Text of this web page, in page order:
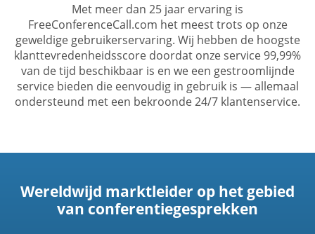
Met meer dan 25 jaar ervaring is
FreeConferenceCall.com het meest trots op onze
geweldige gebruikerservaring. Wij hebben de hoogste
klanttevredenheidsscore doordat onze service 99,99%
van de tijd beschikbaar is en we een gestroomlijnde
service bieden die eenvoudig in gebruik is — allemaal
ondersteund met een bekroonde 24/7 klantenservice.
Wereldwijd marktleider op het gebied
van conferentiegesprekken